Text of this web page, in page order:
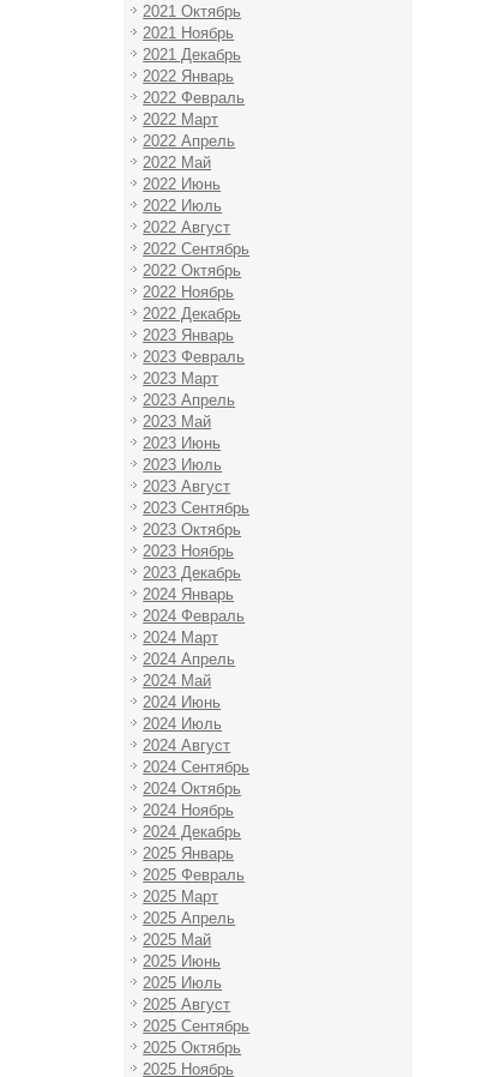
2021 Октябрь
2021 Ноябрь
2021 Декабрь
2022 Январь
2022 Февраль
2022 Март
2022 Апрель
2022 Май
2022 Июнь
2022 Июль
2022 Август
2022 Сентябрь
2022 Октябрь
2022 Ноябрь
2022 Декабрь
2023 Январь
2023 Февраль
2023 Март
2023 Апрель
2023 Май
2023 Июнь
2023 Июль
2023 Август
2023 Сентябрь
2023 Октябрь
2023 Ноябрь
2023 Декабрь
2024 Январь
2024 Февраль
2024 Март
2024 Апрель
2024 Май
2024 Июнь
2024 Июль
2024 Август
2024 Сентябрь
2024 Октябрь
2024 Ноябрь
2024 Декабрь
2025 Январь
2025 Февраль
2025 Март
2025 Апрель
2025 Май
2025 Июнь
2025 Июль
2025 Август
2025 Сентябрь
2025 Октябрь
2025 Ноябрь